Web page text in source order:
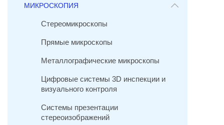
МИКРОСКОПИЯ
Стереомикроскопы
Прямые микроскопы
Металлографические микроскопы
Цифровые системы 3D инспекции и
визуального контроля
Системы презентации
стереоизображений